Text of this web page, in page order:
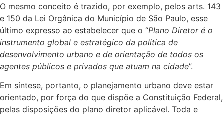
O mesmo conceito é trazido, por exemplo, pelos arts. 143
e 150 da Lei Orgânica do Município de São Paulo, esse
último expresso ao estabelecer que o “Plano Diretor é o
instrumento global e estratégico da política de
desenvolvimento urbano e de orientação de todos os
agentes públicos e privados que atuam na cidade”.
Em síntese, portanto, o planejamento urbano deve estar
orientado, por força do que dispõe a Constituição Federal,
pelas disposições do plano diretor aplicável. Toda e